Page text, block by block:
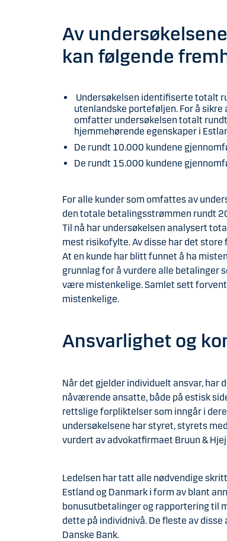
Av
kan følgende
Undersøkelsen identifiserte totalt
utenlandske porteføljen. For å
omfatter undersøkelsen totalt
hjemmehørende egenskaper i
De rundt 10.000 kundene
De rundt 15.000 kundene
For alle kunder som omfattes av
den totale betalingsstrømmen rundt
Til nå har undersøkelsen analysert
mest risikofylte. Av disse har det
At en kunde har blitt funnet å ha
grunnlag for å vurdere alle betalinger
være mistenkelige. Samlet sett
mistenkelige.
Ansvarlighet og
Når det gjelder individuelt ansvar,
nåværende ansatte, både på estisk
rettslige forpliktelser som inngår i
undersøkelsene har styret, styrets
vurdert av advokatfirmaet Bruun &
Ledelsen har tatt alle nødvendige
Estland og Danmark i form av blant
bonusutbetalinger og rapportering til
dette på individnivå. De fleste av
Danske Bank.